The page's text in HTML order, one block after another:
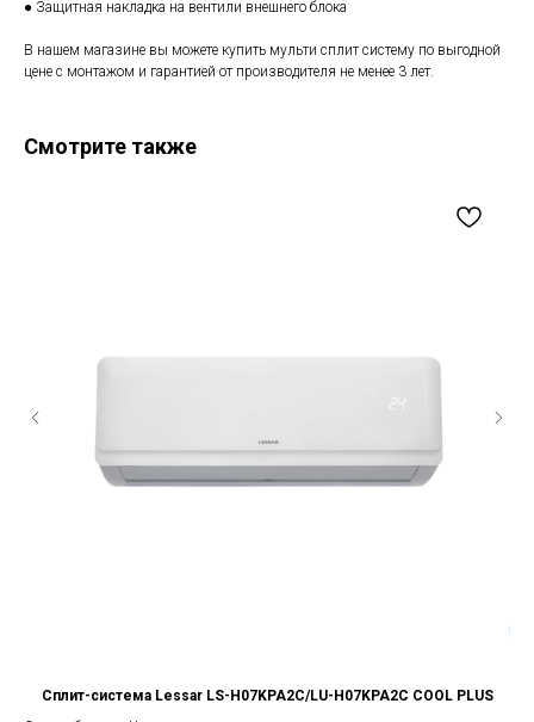
● Защитная накладка на вентили внешнего блока
В нашем магазине вы можете купить мульти сплит систему по выгодной
цене с монтажом и гарантией от производителя не менее 3 лет.
Смотрите также
Сплит-система Lessar LS-H07KPA2C/LU-H07KPA2C COOL PLUS